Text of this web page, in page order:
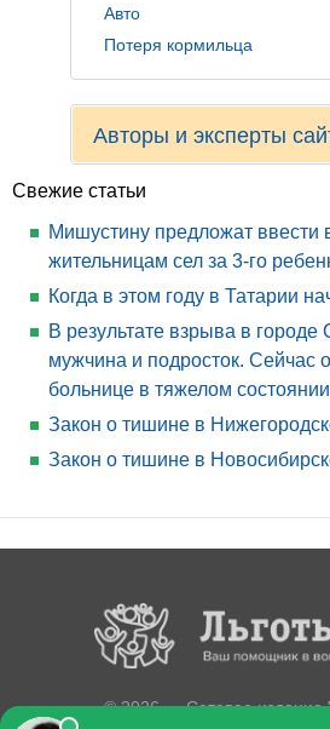
Авто
Потеря кормильца
Авторы и эксперты
Свежие статьи
Мишустину предложат ввести
жительницам сел за 3-го
Когда в этом году в Татарии
В результате взрыва в городе
мужчина и подросток. Сейчас
больнице в тяжелом состоянии
Закон о тишине в
Закон о тишине в
© 2026 — Сетевое издание